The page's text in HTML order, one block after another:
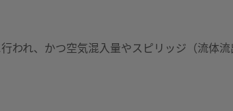
れ、かつ空気混入量やスピリッジ（流体